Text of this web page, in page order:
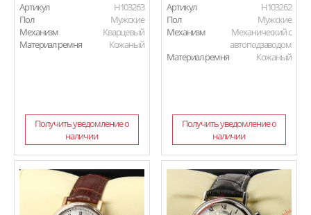
Артикул
H103263
Пол
Мужские
Механизм
Кварцевый
Материал ремня
Кожаный
Получить уведомление о
наличии
Артикул
H103262
Пол
Мужские
Механизм
Механический с
автоподзаводом
Материал ремня
Кожаный
Получить уведомление о
наличии